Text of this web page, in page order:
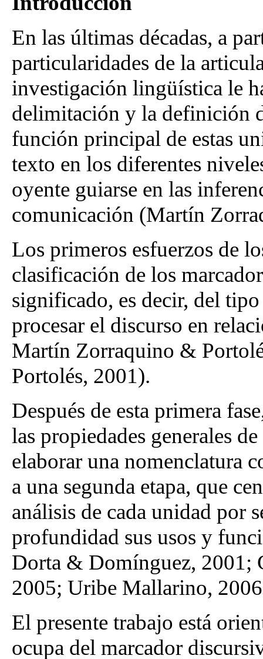
En las últimas décadas, a
particularidades de la
investigación lingüística le
delimitación y la definición
función principal de estas
texto en los diferentes
oyente guiarse en las
comunicación (Martín
Los primeros esfuerzos de
clasificación de los
significado, es decir, del
procesar el discurso en
Martín Zorraquino &
Portolés, 2001).
Después de esta primera
las propiedades generales
elaborar una nomenclatura
a una segunda etapa, que
análisis de cada unidad por
profundidad sus usos y
Dorta & Domínguez, 2001;
2005; Uribe Mallarino,
El presente trabajo está
ocupa del marcador